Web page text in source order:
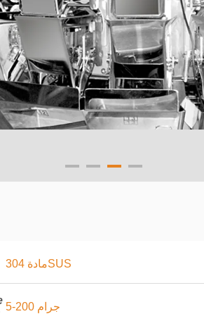
مادة 304SUS
5-200 جرام